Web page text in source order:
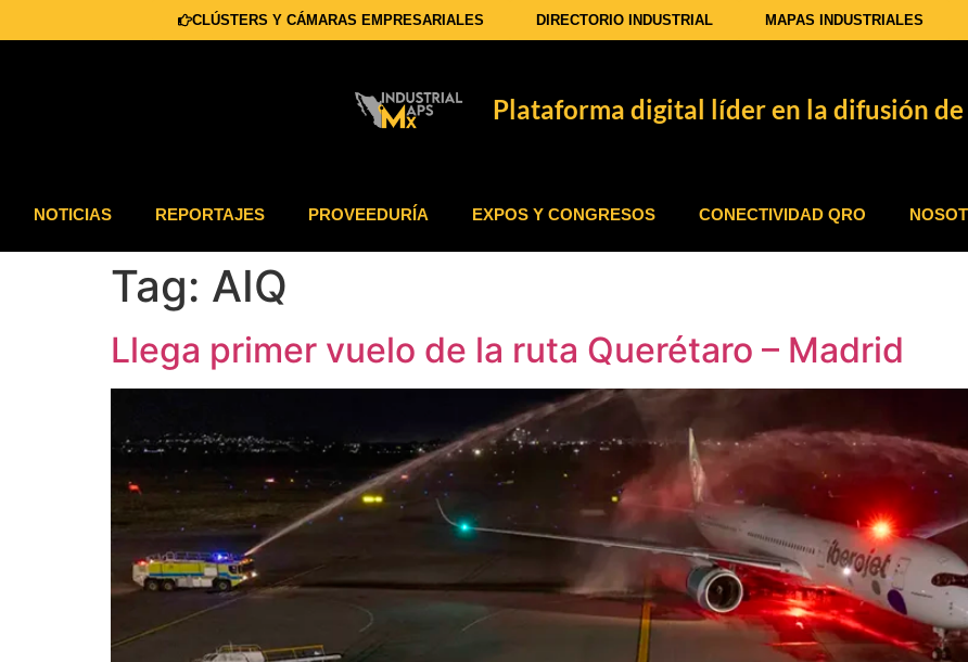
CLÚSTERS Y CÁMARAS EMPRESARIALES DIRECTORIO INDUSTRIAL MAPAS INDUSTRIALES
Plataforma digital líder en la difusión
NOTICIAS REPORTAJES PROVEEDURÍA EXPOS Y CONGRESOS CONECTIVIDAD QRO
Tag: AIQ
Llega primer vuelo de la ruta Querétaro – Madrid